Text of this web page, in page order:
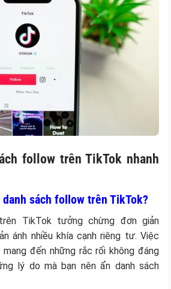
follow trên TikTok nhanh
sách follow trên TikTok?
TikTok tưởng chừng đơn giản
ánh nhiều khía cạnh riêng tư. Việc
đến những rắc rối không đáng
lý do mà bạn nên ẩn danh sách